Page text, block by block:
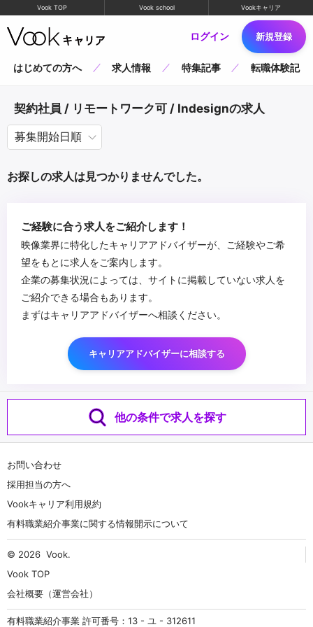
Vook TOP Vook school Vookキャリア
ログイン 新規登録
はじめての方へ 求人情報 特集記事 転職体験記
契約社員 / リモートワーク可 / Indesignの求人
お探しの求人は見つかりませんでした。
ご経験に合う求人をご紹介します！
映像業界に特化したキャリアアドバイザーが、ご経験やご希
望をもとに求人をご案内します。
企業の募集状況によっては、サイトに掲載していない求人を
ご紹介できる場合もあります。
まずはキャリアアドバイザーへ相談ください。
キャリアアドバイザーに相談する
他の条件で求人を探す
お問い合わせ
採用担当の方へ
Vookキャリア利用規約
有料職業紹介事業に関する情報開示について
© 2026 Vook.
Vook TOP
会社概要（運営会社）
有料職業紹介事業 許可番号：13 - ユ - 312611